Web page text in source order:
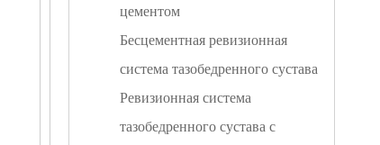
цементом
Бесцементная ревизионная
система тазобедренного сустава
Ревизионная система
тазобедренного сустава с